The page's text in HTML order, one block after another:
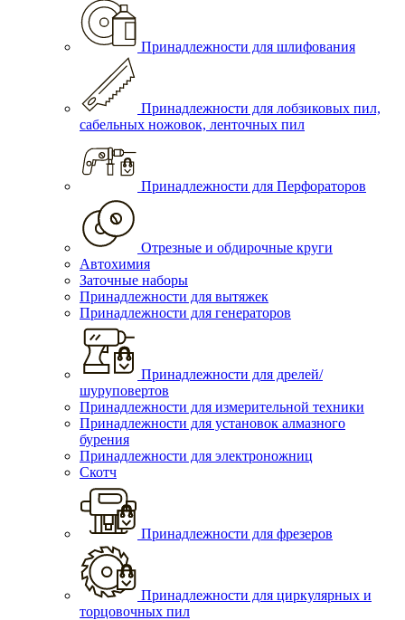
Принадлежности для шлифования
Принадлежности для лобзиковых пил,
сабельных ножовок, ленточных пил
Принадлежности для Перфораторов
Отрезные и обдирочные круги
Автохимия
Заточные наборы
Принадлежности для вытяжек
Принадлежности для генераторов
Принадлежности для дрелей/
шуруповертов
Принадлежности для измерительной техники
Принадлежности для установок алмазного
бурения
Принадлежности для электроножниц
Скотч
Принадлежности для фрезеров
Принадлежности для циркулярных и
торцовочных пил